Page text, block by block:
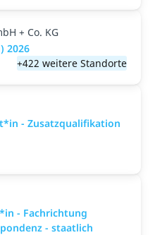
+ Co. KG
2026
+422 weitere Standorte
- Zusatzqualifikation
- Fachrichtung
- staatlich